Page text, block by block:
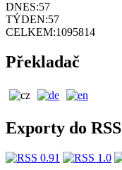
DNES:57
TÝDEN:57
CELKEM:1095814
Překladač
Exporty do RSS